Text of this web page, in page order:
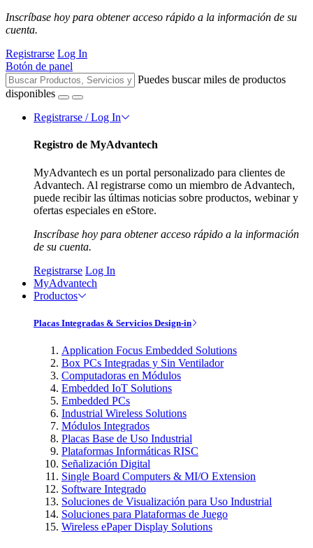
Inscríbase hoy para obtener acceso rápido a la información de su
cuenta.
Registrarse Log In
Botón de panel
Puedes buscar miles de productos
disponibles
Registrarse / Log In
Registro de MyAdvantech
MyAdvantech es un portal personalizado para clientes de
Advantech. Al registrarse como un miembro de Advantech,
puede recibir las últimas noticias sobre productos, webinar y
ofertas especiales en eStore.
Inscríbase hoy para obtener acceso rápido a la información
de su cuenta.
Registrarse Log In
MyAdvantech
Productos
Placas Integradas & Servicios Design-in
Application Focus Embedded Solutions
Box PCs Integradas y Sin Ventilador
Computadoras en Módulos
Embedded IoT Solutions
Embedded PCs
Industrial Wireless Solutions
Módulos Integrados
Placas Base de Uso Industrial
Plataformas Informáticas RISC
Señalización Digital
Single Board Computers & MI/O Extension
Software Integrado
Soluciones de Visualización para Uso Industrial
Soluciones para Plataformas de Juego
Wireless ePaper Display Solutions